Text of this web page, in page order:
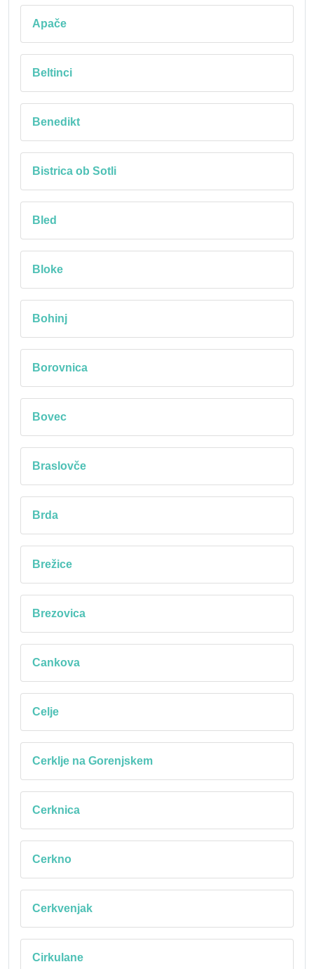
Apače
Beltinci
Benedikt
Bistrica ob Sotli
Bled
Bloke
Bohinj
Borovnica
Bovec
Braslovče
Brda
Brežice
Brezovica
Cankova
Celje
Cerklje na Gorenjskem
Cerknica
Cerkno
Cerkvenjak
Cirkulane